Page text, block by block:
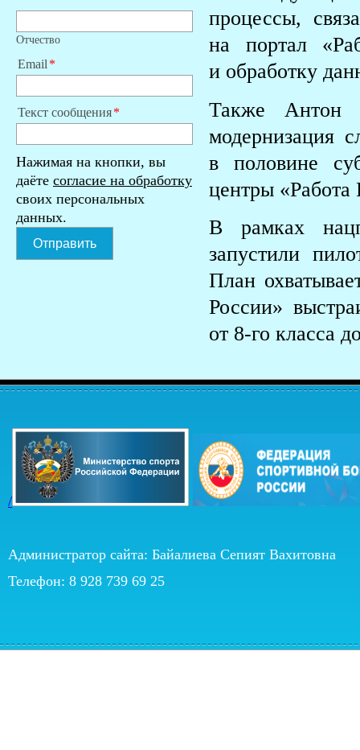
Отчество
Email
Текст сообщения
Нажимая на кнопки, вы
даёте согласие на обработку
своих персональных
данных.
Отправить
процессы,
на портал
и обработку
Также Антон
модернизация
в половине
центры «Работа
В рамках
запустили
План
России»
от 8-го класса
/
Администратор сайта: Байалиева Сепият Вахитовна
Телефон: 8 928 739 69 25